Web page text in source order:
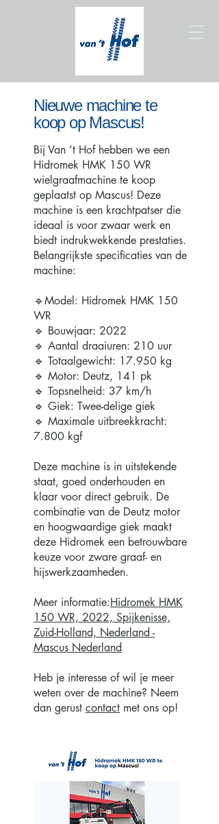
Nieuwe machine te
koop op Mascus!
Bij Van ’t Hof hebben we een
Hidromek HMK 150 WR
wielgraafmachine te koop
geplaatst op Mascus! Deze
machine is een krachtpatser die
ideaal is voor zwaar werk en
biedt indrukwekkende prestaties.
Belangrijkste specificaties van de
machine:
🔹Model: Hidromek HMK 150
WR
🔹 Bouwjaar: 2022
🔹 Aantal draaiuren: 210 uur
🔹 Totaalgewicht: 17.950 kg
🔹 Motor: Deutz, 141 pk
🔹 Topsnelheid: 37 km/h
🔹 Giek: Twee-delige giek
🔹 Maximale uitbreekkracht:
7.800 kgf
Deze machine is in uitstekende
staat, goed onderhouden en
klaar voor direct gebruik. De
combinatie van de Deutz motor
en hoogwaardige giek maakt
deze Hidromek een betrouwbare
keuze voor zware graaf- en
hijswerkzaamheden.
Meer informatie:Hidromek HMK
150 WR, 2022, Spijkenisse,
Zuid-Holland, Nederland -
Mascus Nederland
Heb je interesse of wil je meer
weten over de machine? Neem
dan gerust contact met ons op!